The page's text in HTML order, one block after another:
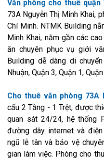
Văn phòng cho thuê quận
73A Nguyễn Thị Minh Khai,
Chí Minh. NTMK Building
Minh Khai, nằm gần các
ăn chuyên phục vụ giới
Building dễ dàng di
Nhuận, Quận 3, Quận 1,
Cho thuê văn phòng 73A
cấu 2 Tầng - 1 Trệt, được
quan sát 24/24, hệ thống
đường dây internet và
ngũ lễ tân và bảo vệ
gian làm việc. Phòng cho